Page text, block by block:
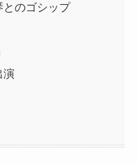
のゴシップ
演